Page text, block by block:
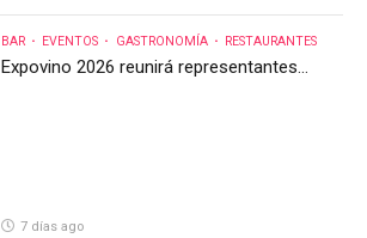
BAR EVENTOS GASTRONOMÍA RESTAURANTES
Expovino 2026 reunirá representantes
7 días ago